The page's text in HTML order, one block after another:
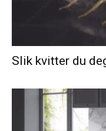
Slik kvitter du